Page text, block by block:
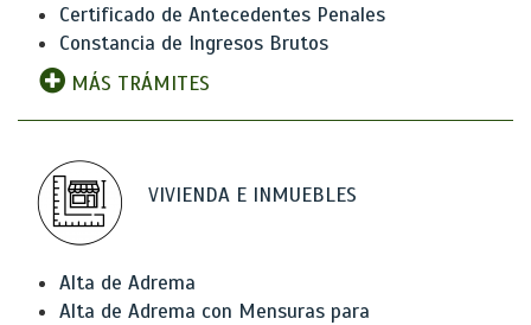
Certificado de Antecedentes Penales
Constancia de Ingresos Brutos
MÁS TRÁMITES
VIVIENDA E INMUEBLES
Alta de Adrema
Alta de Adrema con Mensuras para